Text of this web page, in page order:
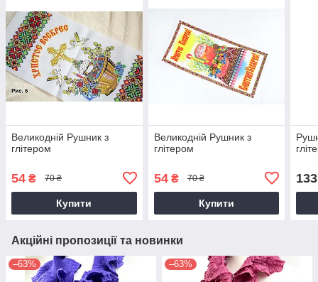
Великодній Рушник з
глітером
54 ₴ 70 ₴
Купити
Великодній Рушник з
глітером
54₴ 70 ₴
Купити
133
Акційні пропозиції та новинки
–63% –63%